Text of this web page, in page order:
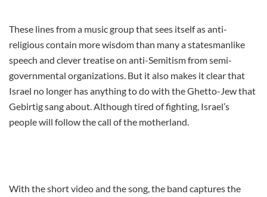
These lines from a music group that sees itself as anti-
religious contain more wisdom than many a statesmanlike
speech and clever treatise on anti-Semitism from semi-
governmental organizations. But it also makes it clear that
Israel no longer has anything to do with the Ghetto-Jew that
Gebirtig sang about. Although tired of fighting, Israel’s
people will follow the call of the motherland.
With the short video and the song, the band captures the